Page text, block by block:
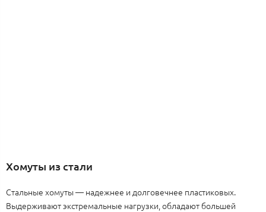
Хомуты из стали
Стальные хомуты — надежнее и долговечнее пластиковых.
Выдерживают экстремальные нагрузки, обладают большей